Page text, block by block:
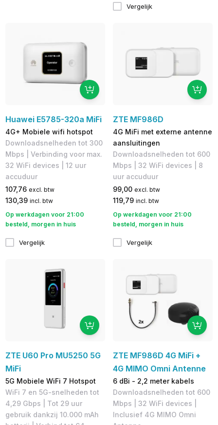
Vergelijk
Huawei E5785-320a MiFi
4G+ Mobiele wifi hotspot
Downloadsnelheden tot 300
Mbps | Verbinding voor max.
32 WiFi devices | 12 uur
accuduur
107,76 excl. btw
130,39 incl. btw
Op werkdagen voor 21:00
besteld, morgen in huis
Vergelijk
ZTE MF986D
4G MiFi met externe antenne
aansluitingen
Downloadsnelheden tot 600
Mbps​ | 32 WiFi devices | 8
uur accuduur
99,00 excl. btw
119,79 incl. btw
Op werkdagen voor 21:00
besteld, morgen in huis
Vergelijk
ZTE U60 Pro MU5250 5G
MiFi
5G Mobiele WiFi 7 Hotspot
WiFi 7 en 5G-snelheden tot
4,29 Gbps | Tot 29 uur
gebruik dankzij 10.000 mAh
ZTE MF986D 4G MiFi +
4G MIMO Omni Antenne
6 dBi - 2,2 meter kabels
Downloadsnelheden tot 600
Mbps​ | 32 WiFi devices |
Inclusief 4G MIMO Omni